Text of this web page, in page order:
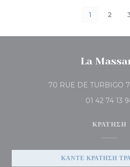
1 2
La
70 RUE DE TURBIGO
01 42 74 13
ΚΡΆΤΗΣΗ
ΚΆΝΤΕ ΚΡΆΤΗΣΗ